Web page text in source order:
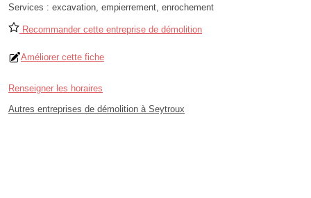
Services : excavation, empierrement, enrochement
Recommander cette entreprise de démolition
Améliorer cette fiche
Renseigner les horaires
Autres entreprises de démolition à Seytroux